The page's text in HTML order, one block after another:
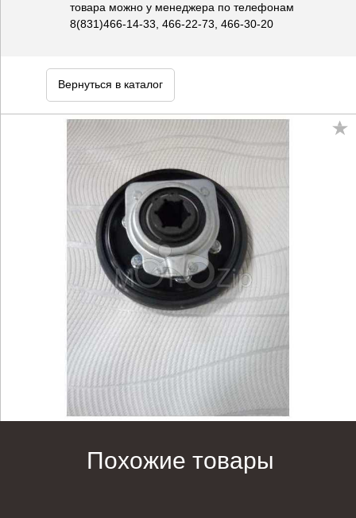
товара можно у менеджера по телефонам
8(831)466-14-33, 466-22-73, 466-30-20
Вернуться в каталог
Похожие товары